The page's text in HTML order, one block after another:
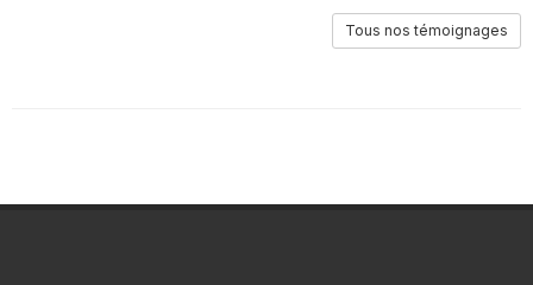
Tous nos témoignages